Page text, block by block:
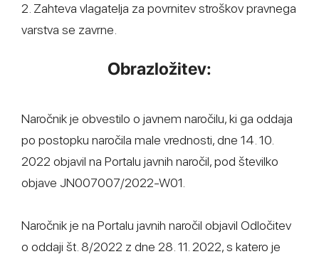
2. Zahteva vlagatelja za povrnitev stroškov pravnega
varstva se zavrne.
Obrazložitev:
Naročnik je obvestilo o javnem naročilu, ki ga oddaja
po postopku naročila male vrednosti, dne 14. 10.
2022 objavil na Portalu javnih naročil, pod številko
objave JN007007/2022-W01.
Naročnik je na Portalu javnih naročil objavil Odločitev
o oddaji št. 8/2022 z dne 28. 11. 2022, s katero je